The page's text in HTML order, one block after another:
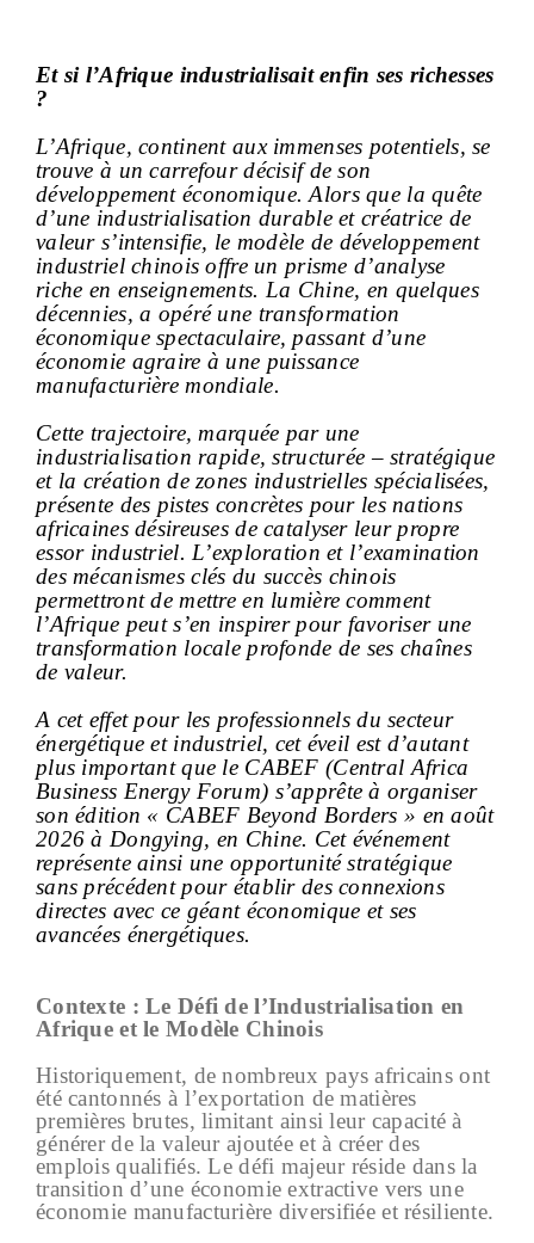
Et si l’Afrique industrialisait enfin ses richesses
?
L’Afrique, continent aux immenses potentiels, se
trouve à un carrefour décisif de son
développement économique. Alors que la quête
d’une industrialisation durable et créatrice de
valeur s’intensifie, le modèle de développement
industriel chinois offre un prisme d’analyse
riche en enseignements. La Chine, en quelques
décennies, a opéré une transformation
économique spectaculaire, passant d’une
économie agraire à une puissance
manufacturière mondiale.
Cette trajectoire, marquée par une
industrialisation rapide, structurée – stratégique
et la création de zones industrielles spécialisées,
présente des pistes concrètes pour les nations
africaines désireuses de catalyser leur propre
essor industriel. L’exploration et l’examination
des mécanismes clés du succès chinois
permettront de mettre en lumière comment
l’Afrique peut s’en inspirer pour favoriser une
transformation locale profonde de ses chaînes
de valeur.
A cet effet pour les professionnels du secteur
énergétique et industriel, cet éveil est d’autant
plus important que le CABEF (Central Africa
Business Energy Forum) s’apprête à organiser
son édition « CABEF Beyond Borders » en août
2026 à Dongying, en Chine. Cet événement
représente ainsi une opportunité stratégique
sans précédent pour établir des connexions
directes avec ce géant économique et ses
avancées énergétiques.
Contexte : Le Défi de l’Industrialisation en
Afrique et le Modèle Chinois
Historiquement, de nombreux pays africains ont
été cantonnés à l’exportation de matières
premières brutes, limitant ainsi leur capacité à
générer de la valeur ajoutée et à créer des
emplois qualifiés. Le défi majeur réside dans la
transition d’une économie extractive vers une
économie manufacturière diversifiée et résiliente.